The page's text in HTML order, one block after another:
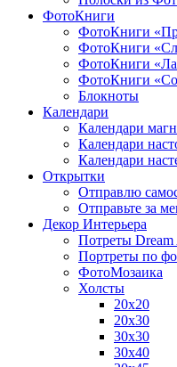
ФотоКниги
ФотоКниги
ФотоКниги
ФотоКниги
ФотоКниги
Блокноты
Календари
Календари
Календари
Календари
Открытки
Отправлю
Отправьте за
Декор Интерьера
Потреты Dream
Портреты по
ФотоМозаика
Холсты
20х20
20х30
30х30
30х40